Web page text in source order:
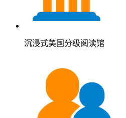
沉浸式美国分级阅读馆